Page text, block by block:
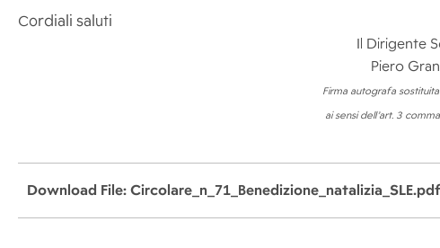
Cordiali saluti
Il Dirigente
Piero
Firma autografa
ai sensi dell’art. 3
Download File: Circolare_n_71_Benedizione_natalizia_SLE.pdf